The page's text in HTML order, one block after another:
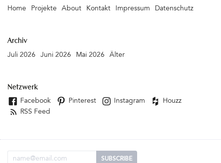
Home Projekte About Kontakt Impressum Datenschutz
Archiv
Juli 2026 Juni 2026 Mai 2026 Älter
Netzwerk
Facebook Pinterest Instagram
Houzz
RSS Feed
Email Adresse SUBSCRIBE